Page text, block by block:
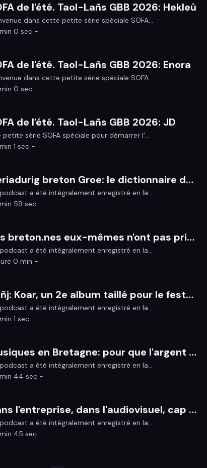
de l'été. Taol-Lañs GBB 2026: Hekleù
dans cette petite série spéciale SOFA...
0 sec -
de l'été. Taol-Lañs GBB 2026: Enora
dans cette petite série spéciale SOFA...
0 sec -
de l'été. Taol-Lañs GBB 2026: JD
petite série SOFA spéciale pour démarrer l'...
1 sec -
Geriadurig breton Groe: le dictionnaire de l'ïle de Groix est sorti
a été intégralement enregistré en la...
59 sec -
Les breton.nes eux-mêmes n'ont pas pris le train en marche pour mettre du breton à l'église
a été intégralement enregistré en la...
0 min -
Zoñj: Koar, un 2e album taillé pour le fest-noz
a été intégralement enregistré en la...
1 sec -
Musiques en Bretagne: pour que l'argent revienne aux professionnel.les breton.nes
a été intégralement enregistré en la...
44 sec -
Dans l'entreprise, dans l'audiovisuel, cap à l'extrême droite toute ?
a été intégralement enregistré en la...
45 sec -